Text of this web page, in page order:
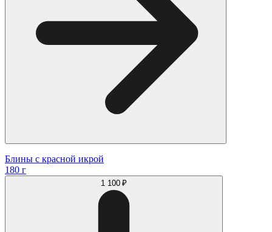
Блины с красной икрой
180 г
1 100 ₽